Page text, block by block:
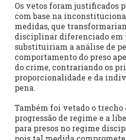
Os vetos foram justificados
com base na
medidas, que
disciplinar diferenciado em
substituiriam a análise de
comportamento do preso
do crime, contrariando os
proporcionalidade e da
pena.
Também foi vetado o trecho
progressão de regime e a
para presos no regime